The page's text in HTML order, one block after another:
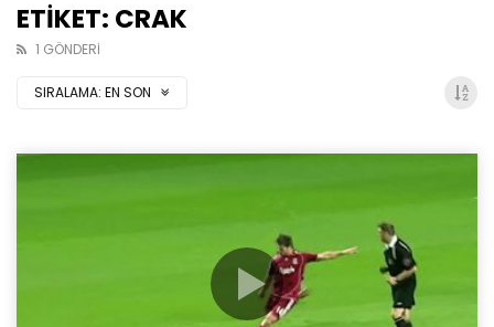
ETIKET: CRAK
1 GÖNDERI
SIRALAMA: EN SON